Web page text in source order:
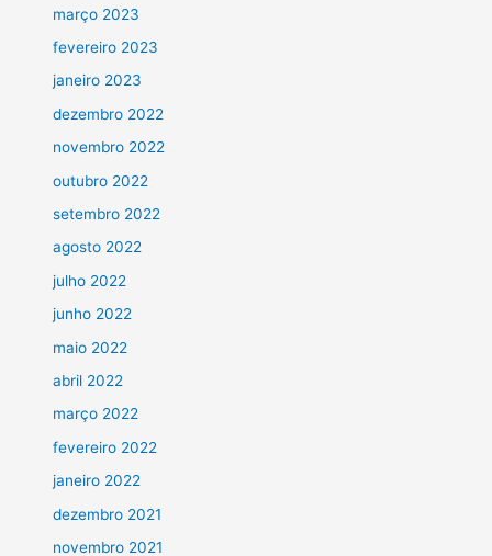
março 2023
fevereiro 2023
janeiro 2023
dezembro 2022
novembro 2022
outubro 2022
setembro 2022
agosto 2022
julho 2022
junho 2022
maio 2022
abril 2022
março 2022
fevereiro 2022
janeiro 2022
dezembro 2021
novembro 2021